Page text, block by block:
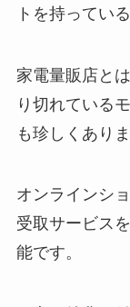
トを持ってい
家電量販店と
り切れている
も珍しくありま
オンラインシ
受取サービス
能です。